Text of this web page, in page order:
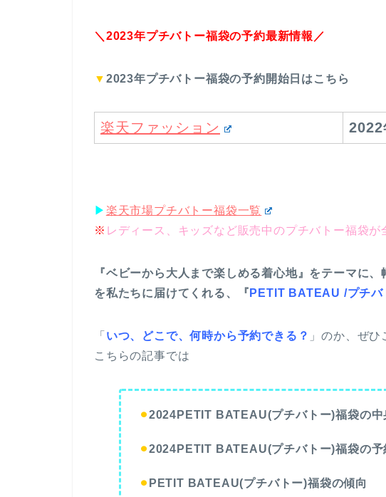
＼2023年プチバトー福袋の予約最新情報／
▼ 2023年プチバトー福袋の予約開始日はこちら
楽天ファッション
▶︎ 楽天市場プチバトー福袋一覧
※ レディース、キッズなど販売中のプチバトー福袋が
『ベビーから大人まで楽しめる着心地』をテーマに
を私たちに届けてくれる、『 PETIT BATEAU /プチバ
「 いつ、どこで、何時から予約できる？ 」のか、ぜ
こちらの記事では
⚫︎2024PETIT BATEAU(プチバトー)福袋の中
⚫︎2024PETIT BATEAU(プチバトー)福袋の予
⚫︎ PETIT BATEAU(プチバトー)福袋の傾向